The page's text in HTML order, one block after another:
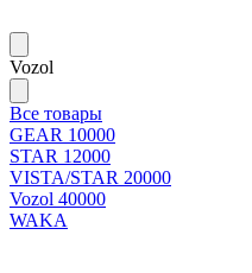
Vozol
Все товары
GEAR 10000
STAR 12000
VISTA/STAR 20000
Vozol 40000
WAKA